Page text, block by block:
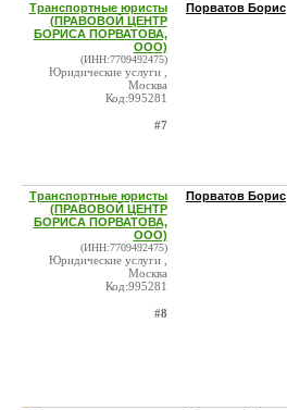
Транспортные юристы
(ПРАВОВОЙ ЦЕНТР
БОРИСА ПОРВАТОВА,
ООО)
(ИНН:7709492475)
Юридические услуги ,
Москва
Код:995281
#7
Порватов Борис
Транспортные юристы
(ПРАВОВОЙ ЦЕНТР
БОРИСА ПОРВАТОВА,
ООО)
(ИНН:7709492475)
Юридические услуги ,
Москва
Код:995281
#8
Порватов Борис